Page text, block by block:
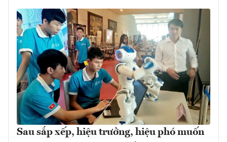
Sau sắp xếp, hiệu trưởng, hiệu phó muốn